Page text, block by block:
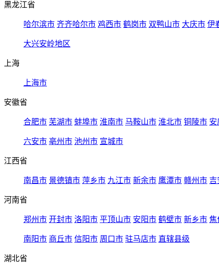
黑龙江省
哈尔滨市 齐齐哈尔市 鸡西市 鹤岗市 双鸭山市 大庆市 伊
大兴安岭地区
上海
上海市
安徽省
合肥市 芜湖市 蚌埠市 淮南市 马鞍山市 淮北市 铜陵市 安
六安市 亳州市 池州市 宣城市
江西省
南昌市 景德镇市 萍乡市 九江市 新余市 鹰潭市 赣州市 吉
河南省
郑州市 开封市 洛阳市 平顶山市 安阳市 鹤壁市 新乡市 焦
南阳市 商丘市 信阳市 周口市 驻马店市 直辖县级
湖北省